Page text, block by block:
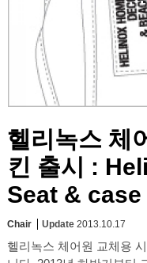
헬리녹스 체
킨 출시 :
Seat & case
Chair Update 2013.10.17
헬리녹스 체어원 교체용